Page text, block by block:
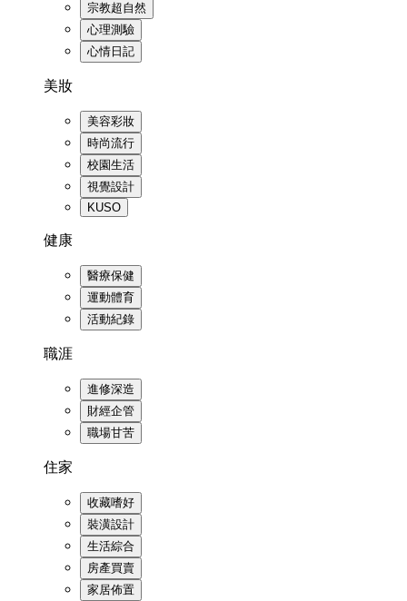
宗教超自然
心理測驗
心情日記
美妝
美容彩妝
時尚流行
校園生活
視覺設計
KUSO
健康
醫療保健
運動體育
活動紀錄
職涯
進修深造
財經企管
職場甘苦
住家
收藏嗜好
裝潢設計
生活綜合
房產買賣
家居佈置